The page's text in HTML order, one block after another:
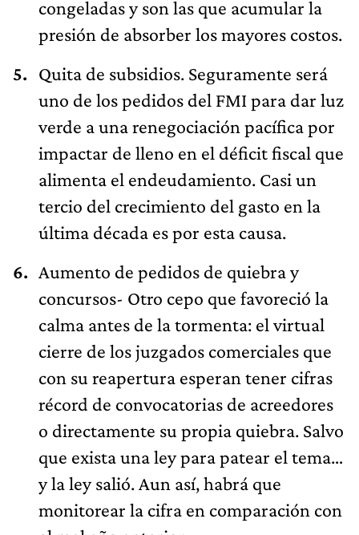
congeladas y son las que acumular la
presión de absorber los mayores costos.
Quita de subsidios. Seguramente será
uno de los pedidos del FMI para dar luz
verde a una renegociación pacífica por
impactar de lleno en el déficit fiscal que
alimenta el endeudamiento. Casi un
tercio del crecimiento del gasto en la
última década es por esta causa.
Aumento de pedidos de quiebra y
concursos- Otro cepo que favoreció la
calma antes de la tormenta: el virtual
cierre de los juzgados comerciales que
con su reapertura esperan tener cifras
récord de convocatorias de acreedores
o directamente su propia quiebra. Salvo
que exista una ley para patear el tema…
y la ley salió. Aun así, habrá que
monitorear la cifra en comparación con